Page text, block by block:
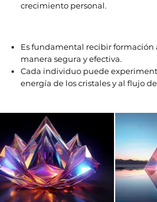
crecimiento personal.
Es fundamental recibir formación
manera segura y efectiva.
Cada individuo puede
energía de los cristales y al flujo